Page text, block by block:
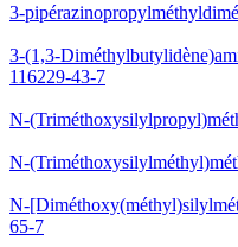
3-
3-(1,3-
116229-43-7
N-
N-
N-
65-7